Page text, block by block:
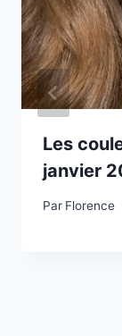
Les
janvier
Par Florence